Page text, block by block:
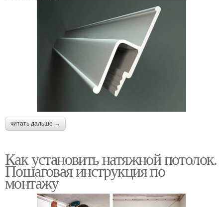
читать дальше →
Как установить натяжной потолок.
Пошаговая инструкция по
монтажу